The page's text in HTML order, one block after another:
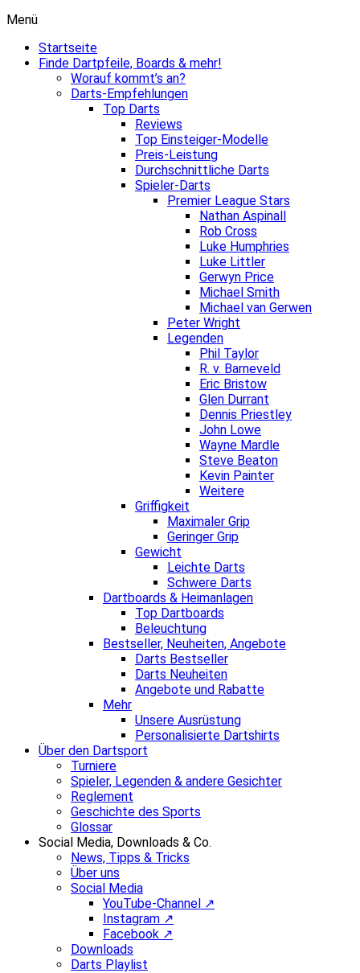
Menü
Startseite
Finde Dartpfeile, Boards & mehr!
Worauf kommt’s an?
Darts-Empfehlungen
Top Darts
Reviews
Top Einsteiger-Modelle
Preis-Leistung
Durchschnittliche Darts
Spieler-Darts
Premier League Stars
Nathan Aspinall
Rob Cross
Luke Humphries
Luke Littler
Gerwyn Price
Michael Smith
Michael van Gerwen
Peter Wright
Legenden
Phil Taylor
R. v. Barneveld
Eric Bristow
Glen Durrant
Dennis Priestley
John Lowe
Wayne Mardle
Steve Beaton
Kevin Painter
Weitere
Griffigkeit
Maximaler Grip
Geringer Grip
Gewicht
Leichte Darts
Schwere Darts
Dartboards & Heimanlagen
Top Dartboards
Beleuchtung
Bestseller, Neuheiten, Angebote
Darts Bestseller
Darts Neuheiten
Angebote und Rabatte
Mehr
Unsere Ausrüstung
Personalisierte Dartshirts
Über den Dartsport
Turniere
Spieler, Legenden & andere Gesichter
Reglement
Geschichte des Sports
Glossar
Social Media, Downloads & Co.
News, Tipps & Tricks
Über uns
Social Media
YouTube-Channel ↗
Instagram ↗
Facebook ↗
Downloads
Darts Playlist